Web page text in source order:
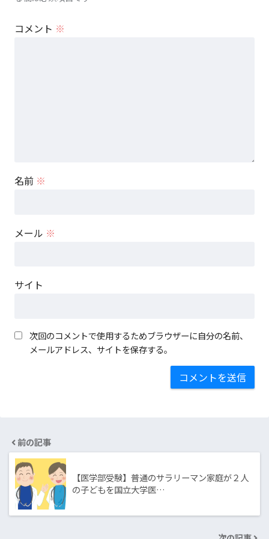
コメント ※
名前 ※
メール ※
サイト
次回のコメントで使用するためブラウザーに自分の名前、
メールアドレス、サイトを保存する。
前の記事
【医学部受験】普通のサラリーマン家庭が２人
の子どもを国立大学医…